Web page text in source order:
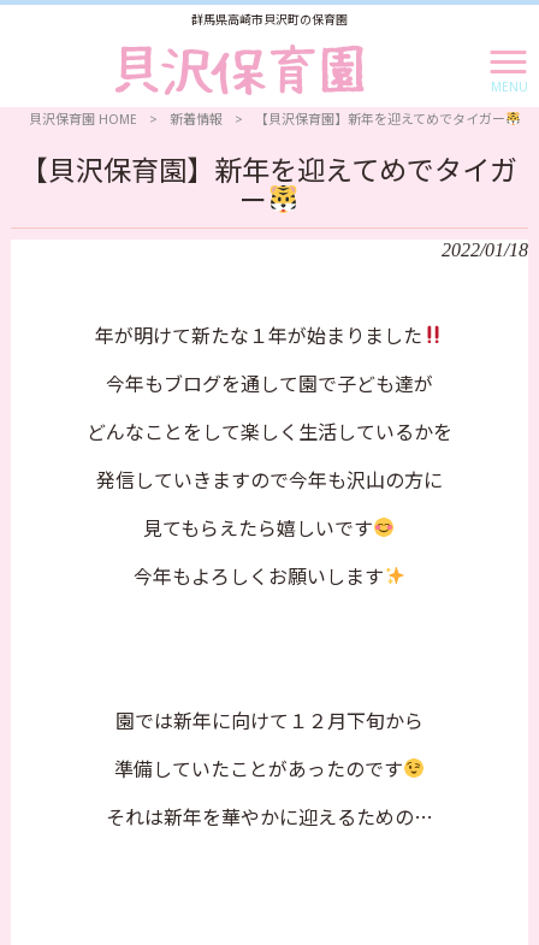
群馬県高崎市貝沢町の保育園
MENU
貝沢保育園 HOME > 新着情報 > 【貝沢保育園】新年を迎えてめでタイガー
【貝沢保育園】新年を迎えてめでタイガ
ー
2022/01/18
年が明けて新たな１年が始まりました
今年もブログを通して園で子ども達が
どんなことをして楽しく生活しているかを
発信していきますので今年も沢山の方に
見てもらえたら嬉しいです
今年もよろしくお願いします
園では新年に向けて１２月下旬から
準備していたことがあったのです
それは新年を華やかに迎えるための…